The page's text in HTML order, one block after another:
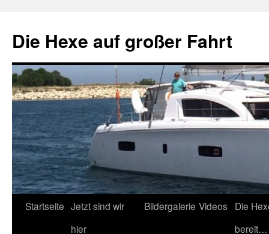
springen
Die Hexe auf großer Fahrt
Startseite Jetzt sind wir
hier
Bildergalerie Videos
Die
bereit…